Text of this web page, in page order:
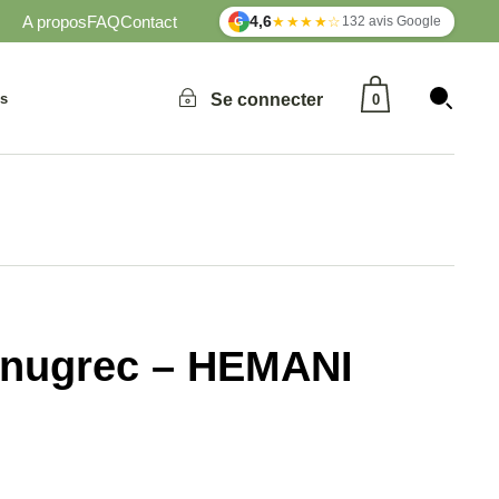
A proposFAQContact G 4,6★★★★☆ 132 avis Google
Se connecter 0
Aucun produit dans le panier.
– HEMANI